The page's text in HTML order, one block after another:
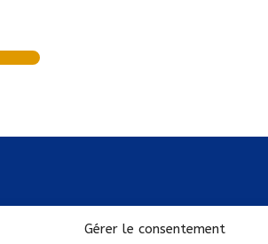
Gérer le consentement